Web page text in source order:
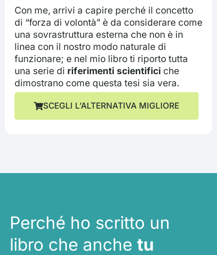
Con me, arrivi a capire perché il concetto
di “forza di volontà” è da considerare come
una sovrastruttura esterna che non è in
linea con il nostro modo naturale di
funzionare; e nel mio libro ti riporto tutta
una serie di riferimenti scientifici che
dimostrano come questa tesi sia vera.
SCEGLI L’ALTERNATIVA MIGLIORE
Perché ho scritto un
libro che anche tu